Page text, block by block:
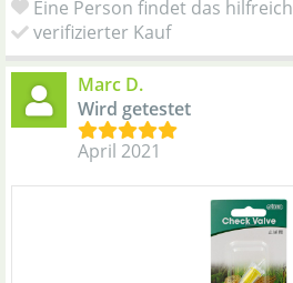
Eine Person findet das hilfreich
verifizierter Kauf
Marc D.
Wird getestet
April 2021